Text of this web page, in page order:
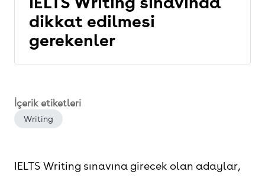
dikkat edilmesi
gerekenler
İçerik etiketleri
Writing
IELTS Writing sınavına girecek olan adaylar,